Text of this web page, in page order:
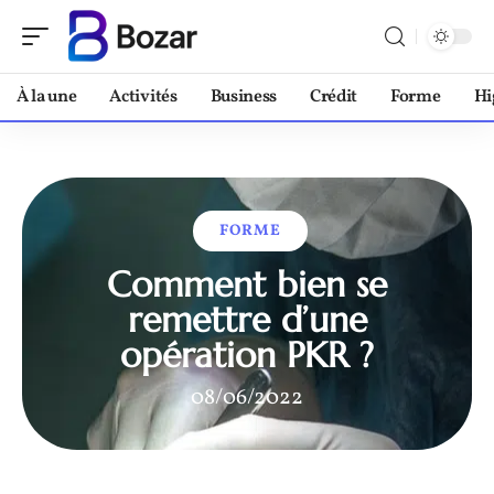
À la une Activités Business Crédit Forme
FORME
Comment bien se
remettre d’une
opération PKR ?
08/06/2022